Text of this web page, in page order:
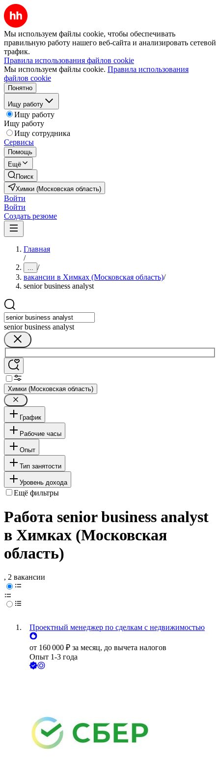
Мы используем файлы cookie, чтобы обеспечивать
правильную работу нашего веб-сайта и анализировать сетевой
трафик.
Правила использования файлов cookie
Мы используем файлы cookie. Правила использования
файлов cookie
Понятно
Ищу работу
Ищу работу
Ищу работу
Ищу сотрудника
Сервисы
Помощь
Ещё
Поиск
Химки (Московская область)
Войти
Войти
Создать резюме
Главная
/
... /
вакансии в Химках (Московская область)/
senior business analyst
senior business analyst
Химки (Московская область)
График
Рабочие часы
Опыт
Тип занятости
Уровень дохода
Ещё фильтры
Работа senior business analyst
в Химках (Московская
область)
, 2 вакансии
Проектный менеджер по сделкам с недвижимостью
от 160 000 ₽ за месяц, до вычета налогов
Опыт 1-3 года